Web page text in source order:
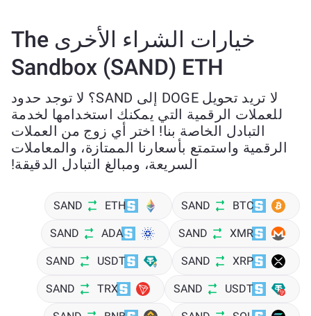
خيارات الشراء الأخرى The
Sandbox (SAND) ETH
لا تريد تحويل DOGE إلى SAND؟ لا توجد حدود
للعملات الرقمية التي يمكنك استخدامها لخدمة
التبادل الخاصة بنا! اختر أي زوج من العملات
الرقمية واستمتع بأسعارنا الممتازة، والمعاملات
السريعة، ومبالغ التبادل الدقيقة!
BTC
SAND
ETH
SAND
XMR
SAND
ADA
SAND
XRP
SAND
USDT
SAND
USDT
SAND
TRX
SAND